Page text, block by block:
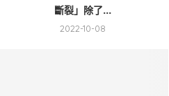
斷裂」除了...
2022-10-08